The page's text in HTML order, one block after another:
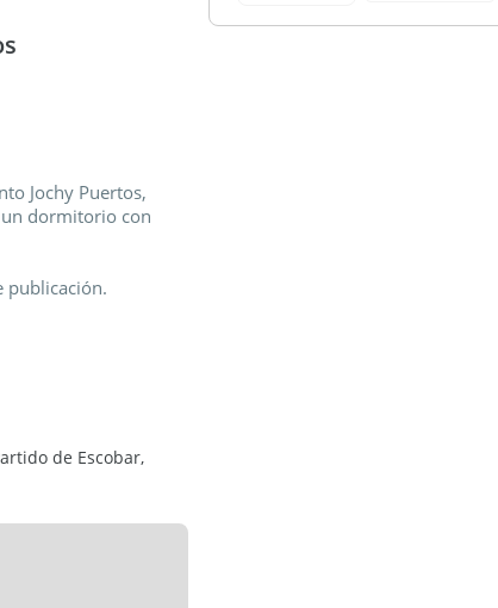
Jochy Puertos,
un dormitorio con
publicación.
de Escobar,